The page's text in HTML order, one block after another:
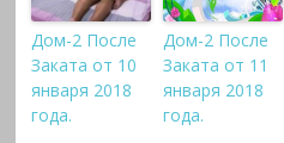
Дом-2 После
Заката от 10
января 2018
года.
Дом-2 После
Заката от 11
января 2018
года.